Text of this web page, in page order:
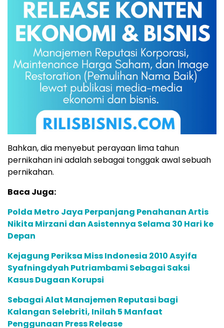
Bahkan, dia menyebut perayaan lima tahun
pernikahan ini adalah sebagai tonggak awal sebuah
pernikahan.
Baca Juga:
Polda Metro Jaya Perpanjang Penahanan Artis
Nikita Mirzani dan Asistennya Selama 30 Hari ke
Depan
Kejagung Periksa Miss Indonesia 2010 Asyifa
Syafningdyah Putriambami Sebagai Saksi
Kasus Dugaan Korupsi
Sebagai Alat Manajemen Reputasi bagi
Kalangan Selebriti, Inilah 5 Manfaat
Penggunaan Press Release